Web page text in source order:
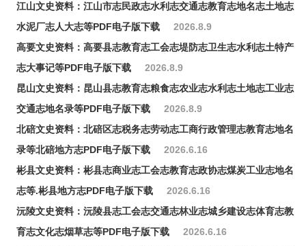
江山文史资料：江山市志民政志水利志交通志教育志地名志土地志
水泥厂志人大志等PDF电子版下载
2026.8.9
高要文史资料：高要县志教育志工会志堤防志卫生志水利志土特产
志大事记等PDF电子版下载
2026.8.9
昆山文史资料：昆山县志教育志粮食志农业志水利志土地志工业志
交通志地名录等PDF电子版下载
2026.8.9
北碚文史资料：北碚区志税务志劳动志工商行政管理志教育志地名
录等北碚地方志PDF电子版下载
2026.6.16
彬县文史资料：彬县志商业志工会志教育志政协志煤炭工业志地名
志等.彬县地方志PDF电子版下载
2026.6.16
沅陵文史资料：沅陵县志工会志交通志林业志城乡建设志体育志教
育志文化志烟草志等PDF电子版下载
2026.6.16